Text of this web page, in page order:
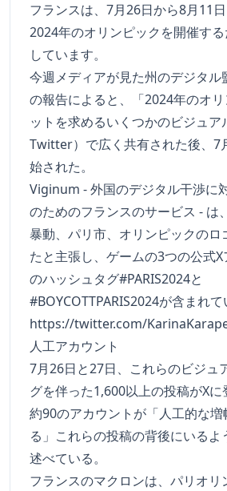
フランスは、7月26日から8月11
2024年のオリンピックを開催する
しています。
今週メディアが見た州のデジタ
の報告によると、「2024年のオ
ットを求めるいくつかのビジュア
Twitter）で広く共有された後、7
始された。
Viginum - 外国のデジタル干渉に
のためのフランスのサービス - は
暴動、パリ市、オリンピックのロ
たと主張し、ゲームの3つの公式
のハッシュタグ#PARIS2024と
#BOYCOTTPARIS2024が含まれて
https://twitter.com/
人工アカウント
7月26日と27日、これらのビジュ
グを伴った1,600以上の投稿がXに
約90のアカウントが「人工的な
る」これらの投稿の背後にいるよ
述べている。
フランスのマクロンは、パリオリ